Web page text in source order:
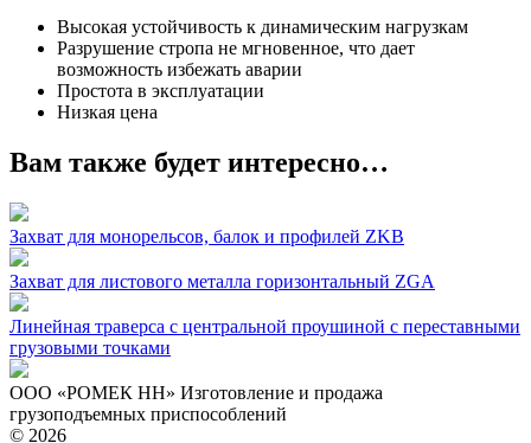
Высокая устойчивость к динамическим нагрузкам
Разрушение стропа не мгновенное, что дает
возможность избежать аварии
Простота в эксплуатации
Низкая цена
Вам также будет интересно…
Захват для монорельсов, балок и профилей ZKB
Захват для листового металла горизонтальный ZGA
Линейная траверса с центральной проушиной с переставными
грузовыми точками
ООО «РОМЕК НН» Изготовление и продажа
грузоподъемных приспособлений
© 2026